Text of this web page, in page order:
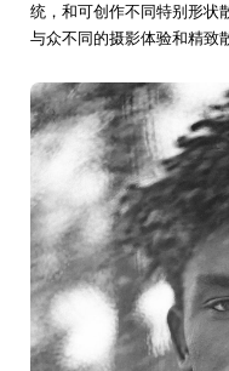
统，和可创作不同特别形状
与众不同的摄影体验和精致